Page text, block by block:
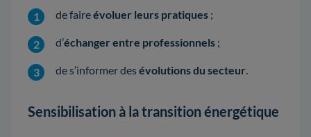
de faireévoluer leurs pratiques ;
d’échanger entre professionnels ;
de s’informer desévolutions du secteur.
Sensibilisation à la transition énergétique